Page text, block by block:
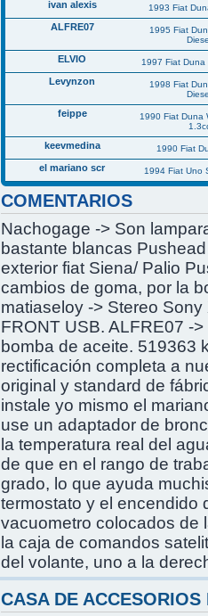
ivan alexis 1993 Fiat
ALFRE07
1995 Fiat
ELVIO 1997 Fiat Duna
Levynzon
1998 Fiat
feippe
1990 Fiat Duna
keevmedina 1990 Fiat
el mariano scr 1994 Fiat Uno
COMENTARIOS
Nachogage -> Son
bastante blancas
exterior fiat Siena/ Palio
cambios de goma, por la
matiaseloy -> Stereo
FRONT USB. ALFRE07 -
bomba de aceite. 519363
rectificación completa a
original y standard de
instale yo mismo el
use un adaptador de
la temperatura real del
de que en el rango de
grado, lo que ayuda
termostato y el encendido
vacuometro colocados de
la caja de comandos
del volante, uno a la
CASA DE ACCESORIOS